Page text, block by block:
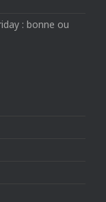
: bonne ou